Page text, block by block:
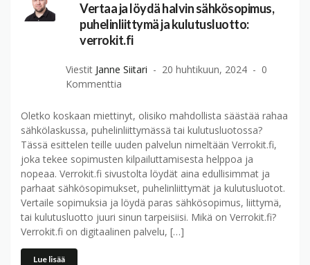
Vertaa ja löydä halvin sähkösopimus,
puhelinliittymä ja kulutusluotto:
verrokit.fi
Viestit Janne Siitari 20 huhtikuun, 2024
0
Kommenttia
Oletko koskaan miettinyt, olisiko mahdollista säästää rahaa
sähkölaskussa, puhelinliittymässä tai kulutusluotossa?
Tässä esittelen teille uuden palvelun nimeltään Verrokit.fi,
joka tekee sopimusten kilpailuttamisesta helppoa ja
nopeaa. Verrokit.fi sivustolta löydät aina edullisimmat ja
parhaat sähkösopimukset, puhelinliittymät ja kulutusluotot.
Vertaile sopimuksia ja löydä paras sähkösopimus, liittymä,
tai kulutusluotto juuri sinun tarpeisiisi. Mikä on Verrokit.fi?
Verrokit.fi on digitaalinen palvelu, […]
Lue lisää